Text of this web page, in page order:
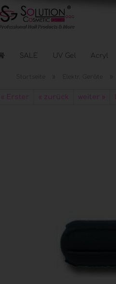
SALE UV Gel Acryl
Flüssigkeiten anzeigen
Hilfsmittel & Arbeitsutensilien
« Erster « zurück weiter »